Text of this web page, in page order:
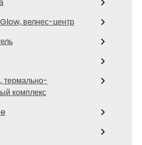
велнес-центр
термально-
комплекс